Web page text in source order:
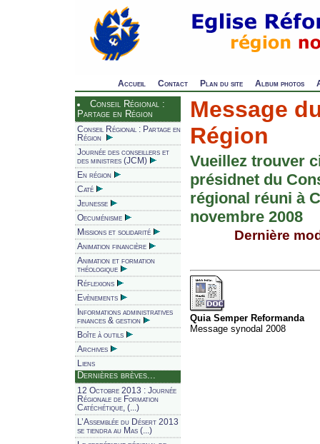
Accueil Contact Plan du site Album photos
Conseil Régional :
Partage en Région
Conseil Régional : Partage en
Région
Journée des conseillers et
des ministres (JCM)
En région
Caté
Jeunesse
Oecuménisme
Missions et solidarité
Animation financière
Animation et formation
théologique
Réflexions
Evènements
Informations administratives
finances & gestion
Boîte à outils
Archives
Liens
Dernières brèves...
12 Octobre 2013 : Journée
Régionale de Formation
Catéchétique, (...)
L’Assemblée du Désert 2013
se tiendra au Mas (...)
Message
Région
Vueillez trouver
présidnet du
régional réuni à
novembre 2008
Dernière
Quia Semper Reformanda
Message synodal 2008